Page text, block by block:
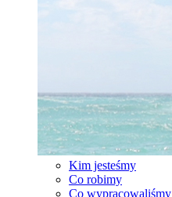
Kim jesteśmy
Co robimy
Co wypracowaliśmy